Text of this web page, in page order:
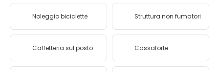
Noleggio biciclette Struttura non fumatori
Caffetteria sul posto Cassaforte